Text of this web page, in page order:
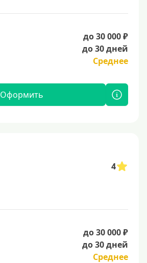
до 30 000 ₽
до 30 дней
Среднее
Оформить
4
до 30 000 ₽
до 30 дней
Среднее